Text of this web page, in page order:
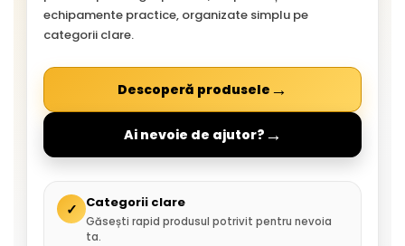
echipamente practice, organizate simplu pe
categorii clare.
Descoperă produsele →
Ai nevoie de ajutor? →
✓ Categorii clare
Găsești rapid produsul potrivit pentru nevoia
ta.